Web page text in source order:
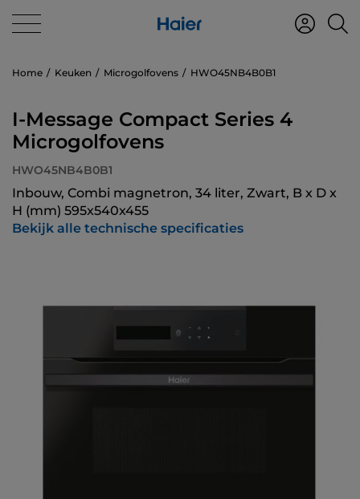
Home Keuken Microgolfovens HWO45NB4B0B1
I-Message Compact Series 4
Microgolfovens
HWO45NB4B0B1
Inbouw, Combi magnetron, 34 liter, Zwart, B x D x
H (mm) 595x540x455
Bekijk alle technische specificaties